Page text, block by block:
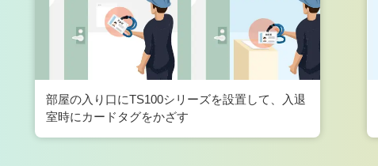
部屋の入り口にTS100シリーズを設置して、入退
室時にカードタグをかざす